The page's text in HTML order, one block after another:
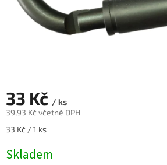
33 Kč / ks
39,93 Kč včetně DPH
Měrná
33 Kč / 1 ks
Skladem